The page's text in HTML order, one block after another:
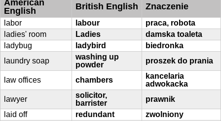
American
English
British English Znaczenie
labor labour
praca, robota
ladies' room
Ladies
damska toaleta
ladybug
ladybird
biedronka
laundry soap
washing up
powder
proszek do prania
law offices chambers
kancelaria
adwokacka
lawyer
solicitor,
barrister
prawnik
laid off
redundant
zwolniony